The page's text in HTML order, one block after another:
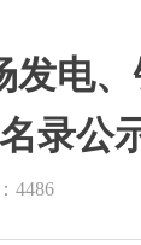
发电
录公
4486